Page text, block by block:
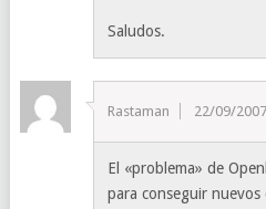
Saludos.
Rastaman 22/09/2007
El «problema» de
para conseguir